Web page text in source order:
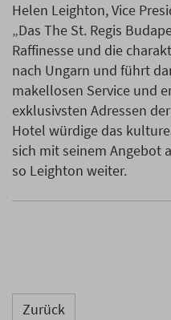
Helen Leighton, Vice
„Das The St. Regis
Raffinesse und die
nach Ungarn und führt
makellosen Service und
exklusivsten Adressen
Hotel würdige das
sich mit seinem Angebot
so Leighton weiter.
Zurück